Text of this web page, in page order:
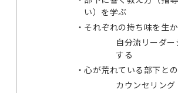
い）を学ぶ
それぞれの持ち味を生
自分流リーダ
する
心が荒れている部下と
カウンセリング